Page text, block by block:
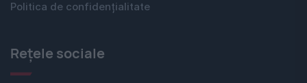
Politica de confidențialitate
Rețele sociale